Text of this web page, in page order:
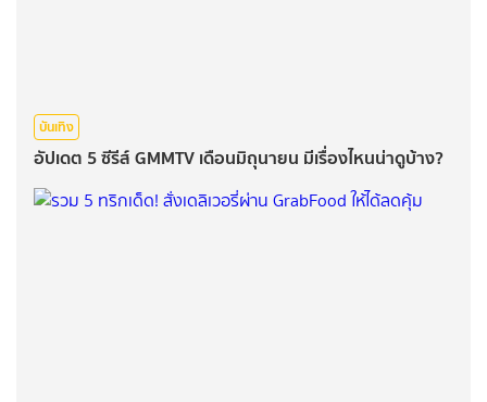
บันเทิง
อัปเดต 5 ซีรีส์ GMMTV เดือนมิถุนายน มีเรื่องไหนน่าดูบ้าง?